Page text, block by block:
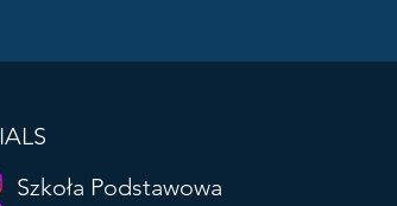
Szkoła Podstawowa